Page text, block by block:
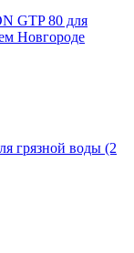
грязной воды (2